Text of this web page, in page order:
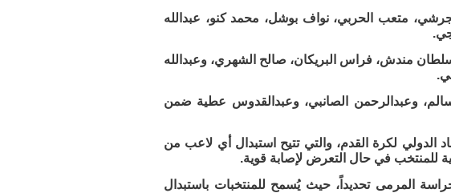
متعب الحربي، نواف بوشل، محمد كنو، عبدالله
سلطان مندش، فراس البريكان، صالح الشهري، وعبدالله
سالم، وعبدالرحمن الصانبي، وعبدالقدوس عطية ضمن
الدولي لكرة القدم، والتي تتيح استبدال أي لاعب من
للمنتخب في حال التعرض لإصابة قوية.
المرمى تحديداً، حيث يُسمح للمنتخبات باستبدال